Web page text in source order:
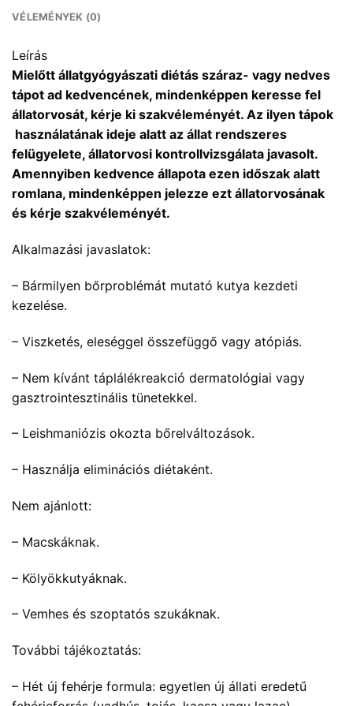
VÉLEMÉNYEK (0)
Leírás
Mielőtt állatgyógyászati diétás száraz- vagy nedves
tápot ad kedvencének, mindenképpen keresse fel
állatorvosát, kérje ki szakvéleményét. Az ilyen tápok
használatának ideje alatt az állat rendszeres
felügyelete, állatorvosi kontrollvizsgálata javasolt.
Amennyiben kedvence állapota ezen időszak alatt
romlana, mindenképpen jelezze ezt állatorvosának
és kérje szakvéleményét.
Alkalmazási javaslatok:
– Bármilyen bőrproblémát mutató kutya kezdeti
kezelése.
– Viszketés, eleséggel összefüggő vagy atópiás.
– Nem kívánt táplálékreakció dermatológiai vagy
gasztrointesztinális tünetekkel.
– Leishmaniózis okozta bőrelváltozások.
– Használja eliminációs diétaként.
Nem ajánlott:
– Macskáknak.
– Kölyökkutyáknak.
– Vemhes és szoptatós szukáknak.
További tájékoztatás:
– Hét új fehérje formula: egyetlen új állati eredetű